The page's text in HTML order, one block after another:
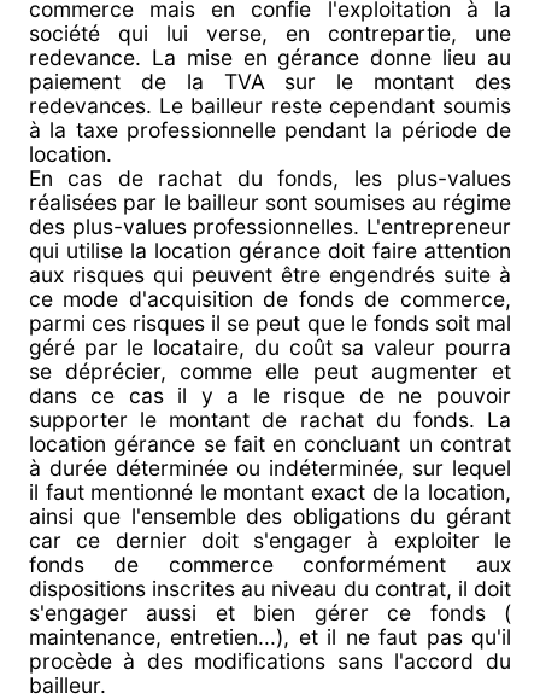
commerce mais en confie l'exploitation à la
société qui lui verse, en contrepartie, une
redevance. La mise en gérance donne lieu au
paiement de la TVA sur le montant des
redevances. Le bailleur reste cependant soumis
à la taxe professionnelle pendant la période de
location.
En cas de rachat du fonds, les plus-values
réalisées par le bailleur sont soumises au régime
des plus-values professionnelles. L'entrepreneur
qui utilise la location gérance doit faire attention
aux risques qui peuvent être engendrés suite à
ce mode d'acquisition de fonds de commerce,
parmi ces risques il se peut que le fonds soit mal
géré par le locataire, du coût sa valeur pourra
se déprécier, comme elle peut augmenter et
dans ce cas il y a le risque de ne pouvoir
supporter le montant de rachat du fonds. La
location gérance se fait en concluant un contrat
à durée déterminée ou indéterminée, sur lequel
il faut mentionné le montant exact de la location,
ainsi que l'ensemble des obligations du gérant
car ce dernier doit s'engager à exploiter le
fonds de commerce conformément aux
dispositions inscrites au niveau du contrat, il doit
s'engager aussi et bien gérer ce fonds (
maintenance, entretien...), et il ne faut pas qu'il
procède à des modifications sans l'accord du
bailleur.